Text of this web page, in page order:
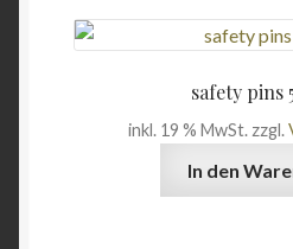
safety pins
inkl. 19 % MwSt. zzgl.
In den